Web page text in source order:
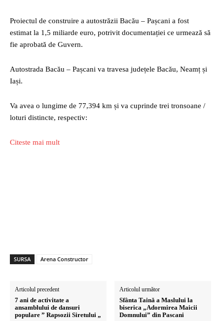
Proiectul de construire a autostrăzii Bacău – Pașcani a fost
estimat la 1,5 miliarde euro, potrivit documentației ce urmează să
fie aprobată de Guvern.
Autostrada Bacău – Pașcani va travesa județele Bacău, Neamț și
Iași.
Va avea o lungime de 77,394 km și va cuprinde trei tronsoane /
loturi distincte, respectiv:
Citeste mai mult
SURSA Arena Constructor
Articolul precedent
7 ani de activitate a
ansamblului de dansuri
populare ” Rapsozii Siretului „
Articolul următor
Sfânta Taină a Maslului la
biserica „Adormirea Maicii
Domnului” din Pascani